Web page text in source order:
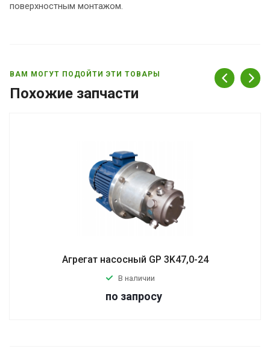
поверхностным монтажом.
ВАМ МОГУТ ПОДОЙТИ ЭТИ ТОВАРЫ
Похожие запчасти
Агрегат насосный GP 3K47,0-24
В наличии
по запросу